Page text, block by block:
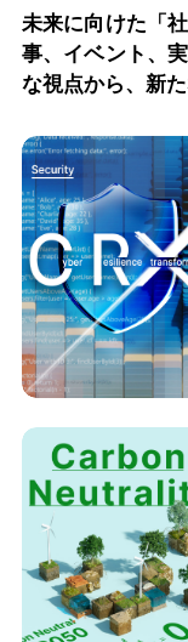
未来に向けた「
事、イベント、
な視点から、新